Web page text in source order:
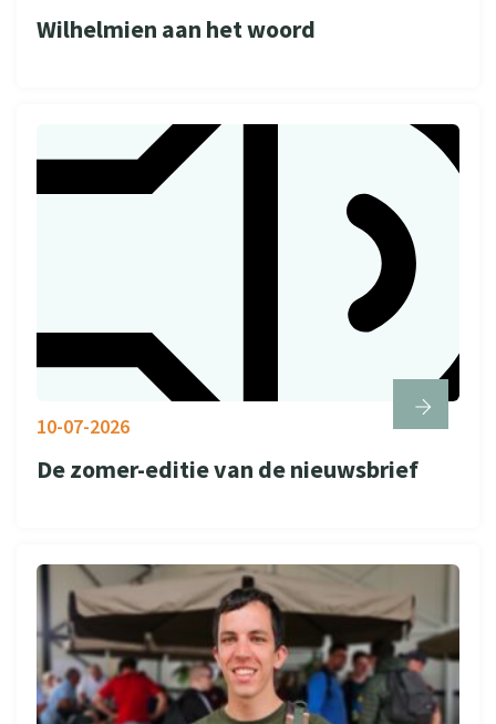
Wilhelmien aan het woord
De zomer-editie van de nieuwsbrief
10-07-2026